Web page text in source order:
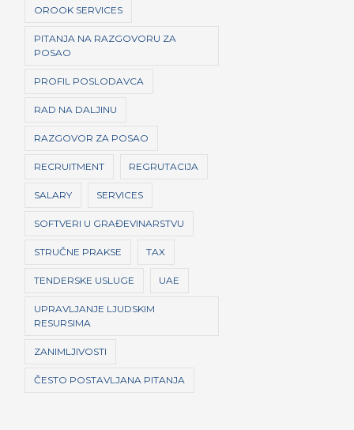
OROOK SERVICES
PITANJA NA RAZGOVORU ZA
POSAO
PROFIL POSLODAVCA
RAD NA DALJINU
RAZGOVOR ZA POSAO
RECRUITMENT REGRUTACIJA
SALARY SERVICES
SOFTVERI U GRAĐEVINARSTVU
STRUČNE PRAKSE TAX
TENDERSKE USLUGE UAE
UPRAVLJANJE LJUDSKIM
RESURSIMA
ZANIMLJIVOSTI
ČESTO POSTAVLJANA PITANJA